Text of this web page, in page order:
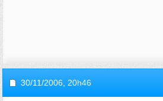
30/11/2006, 20h46